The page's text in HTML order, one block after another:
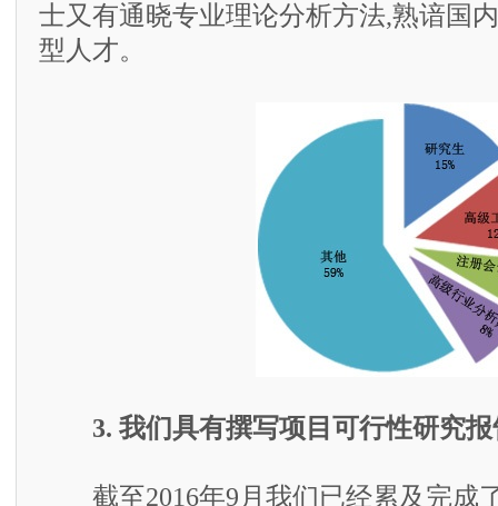
士又有通晓专业理论分析方法,熟谙国
型人才。
3. 我们具有撰写项目可行性研究
截至2016年9月我们已经累及完成